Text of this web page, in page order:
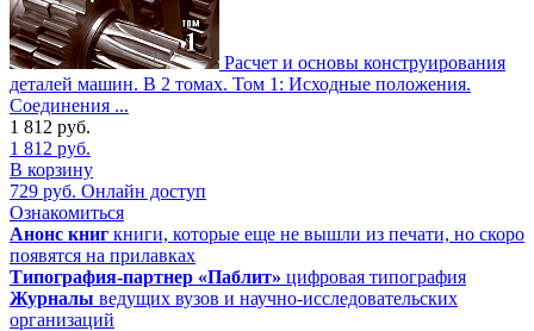
Расчет и основы конструирования
деталей машин. В 2 томах. Том 1: Исходные положения.
Соединения ...
1 812 руб.
1 812 руб.
В корзину
729 руб. Онлайн доступ
Ознакомиться
Анонс книг книги, которые еще не вышли из печати, но скоро
появятся на прилавках
Типография-партнер «Паблит» цифровая типография
Журналы ведущих вузов и научно-исследовательских
организаций